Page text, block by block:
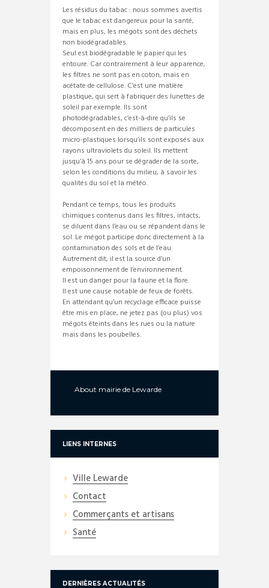
Les résidus du tabac : nous sommes avertis
que le tabac est dangereux pour la santé,
mais en plus, les mégots sont des déchets
non biodégradables.
Seul est biodégradable le papier qui les
entoure. Car contrairement à leur apparence,
les filtres ne sont pas en coton, mais en
acétate de cellulose. C’est une matière
plastique, qui sert à fabriquer des lunettes de
soleil par exemple. Ils sont
photodégradables, c’est-à-dire qu’ils se
décomposent en des milliers de particules
micro-plastiques lorsqu’ils sont exposés aux
rayons ultraviolets du soleil. Ils mettent
jusqu’à 15 ans pour se dégrader de la sorte,
selon les conditions du milieu, à savoir les
qualités du sol et la météo.
Pendant ce temps, tous les produits
chimiques contenus dans les filtres, intacts,
se diluent dans l’eau ou se répandent dans le
sol. Le mégot participe donc directement à la
contamination des sols et de l’eau.
Autrement dit, il est la source d’un
empoisonnement de l’environnement.
Il est un danger pour la faune et la flore.
Il est une cause notable de feux de forêts.
En attendant qu’un recyclage efficace puisse
être mis en place, ne jetez pas (ou plus) vos
mégots éteints dans les rues ou la nature
mais dans les poubelles.
About mairie de Lewarde
LIENS INTERNES
Ville Lewarde
Contact
Commerçants et artisans
Santé
DERNIÈRES ACTUALITÉS